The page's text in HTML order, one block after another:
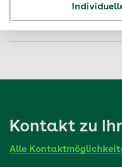
Kontakt zu
Alle